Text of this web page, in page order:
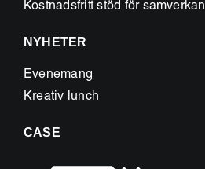
Kostnadsfritt stöd för samverkan
NYHETER
Evenemang
Kreativ lunch
CASE